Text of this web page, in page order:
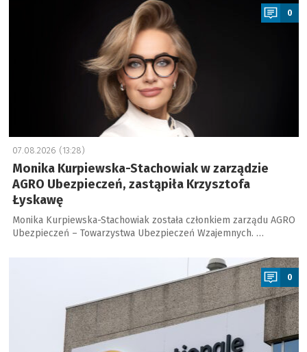
0
07.08.2026 (13:28)
Monika Kurpiewska-Stachowiak w zarządzie
AGRO Ubezpieczeń, zastąpiła Krzysztofa
Łyskawę
Monika Kurpiewska-Stachowiak została członkiem zarządu AGRO
Ubezpieczeń – Towarzystwa Ubezpieczeń Wzajemnych. …
0